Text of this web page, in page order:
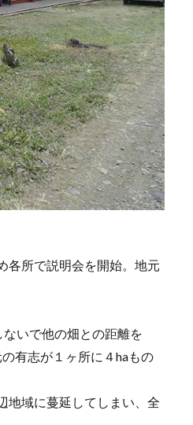
各所で説明会を開始。地元
いで他の畑との距離を
有志が１ヶ所に４haもの
地域に蔓延してしまい、全